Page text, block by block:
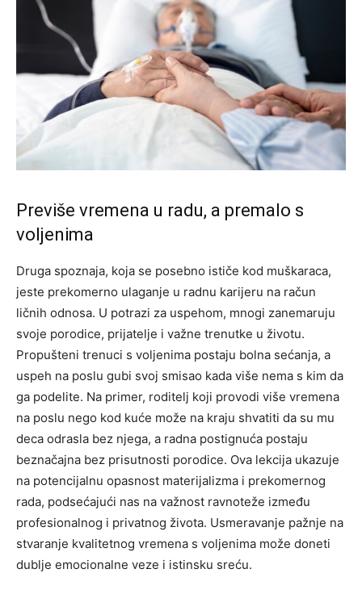
Previše vremena u radu, a premalo s
voljenima
Druga spoznaja, koja se posebno ističe kod muškaraca,
jeste prekomerno ulaganje u radnu karijeru na račun
ličnih odnosa. U potrazi za uspehom, mnogi zanemaruju
svoje porodice, prijatelje i važne trenutke u životu.
Propušteni trenuci s voljenima postaju bolna sećanja, a
uspeh na poslu gubi svoj smisao kada više nema s kim da
ga podelite. Na primer, roditelj koji provodi više vremena
na poslu nego kod kuće može na kraju shvatiti da su mu
deca odrasla bez njega, a radna postignuća postaju
beznačajna bez prisutnosti porodice. Ova lekcija ukazuje
na potencijalnu opasnost materijalizma i prekomernog
rada, podsećajući nas na važnost ravnoteže između
profesionalnog i privatnog života. Usmeravanje pažnje na
stvaranje kvalitetnog vremena s voljenima može doneti
dublje emocionalne veze i istinsku sreću.